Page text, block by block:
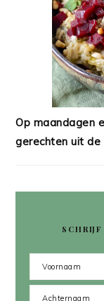
Op maandagen
gerechten uit de